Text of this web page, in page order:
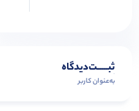
ثبـــــت‌دیدگاه
به‌عنوان کاربر